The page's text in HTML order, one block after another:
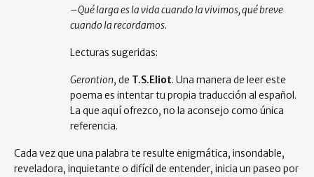
–Qué larga es la vida cuando la vivimos, qué breve
cuando la recordamos.
Lecturas sugeridas:
Gerontion, de T.S.Eliot. Una manera de leer este
poema es intentar tu propia traducción al español.
La que aquí ofrezco, no la aconsejo como única
referencia.
Cada vez que una palabra te resulte enigmática, insondable,
reveladora, inquietante o difícil de entender, inicia un paseo por